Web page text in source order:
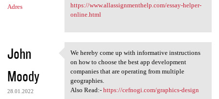
Adres
https://www.allassignmenthelp.com/essay-helper-
online.html
John
Moody
28.01.2022
We hereby come up with
We hereby come up with informative instructions
on how to choose the best app development
companies that are operating from multiple
geographies.
Also Read:- https://cefnogi.com/graphics-design